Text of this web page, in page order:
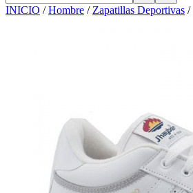
INICIO /Hombre / Zapatillas Deportivas /